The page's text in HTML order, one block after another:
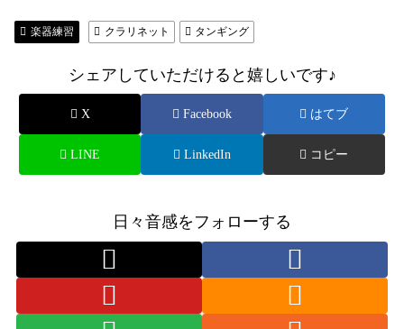
楽器練習 クラリネット タンギング
シェアしていただけると嬉しいです♪
X Facebook はてブ
LINE LinkedIn コピー
日々音感をフォローする